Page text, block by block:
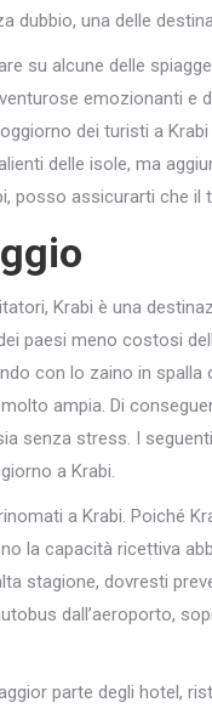
dubbio, una delle
su alcune delle
emozionanti e
dei turisti a
delle isole, ma
posso assicurarti che
Krabi è una
paesi meno costosi
con lo zaino in
ampia. Di
senza stress. I
a Krabi.
a Krabi. Poiché
la capacità ricettiva
stagione, dovresti
dall’aeroporto,
parte degli hotel,